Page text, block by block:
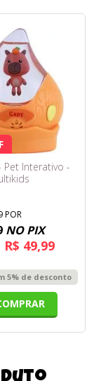
Pet Interativo -
POR
NO PIX
R$ 49,99
5% de desconto